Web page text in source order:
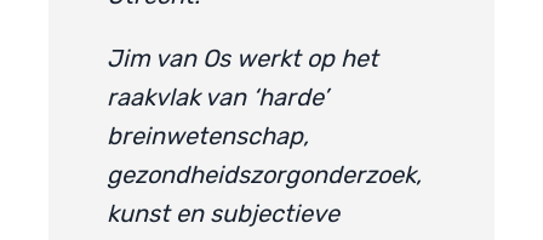
Jim van Os werkt op het
raakvlak van ‘harde’
breinwetenschap,
gezondheidszorgonderzoek,
kunst en subjectieve